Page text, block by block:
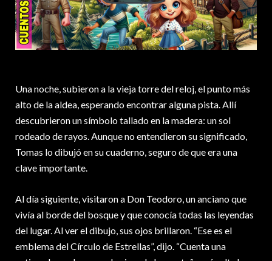
Una noche, subieron a la vieja torre del reloj, el punto más
alto de la aldea, esperando encontrar alguna pista. Allí
descubrieron un símbolo tallado en la madera: un sol
rodeado de rayos. Aunque no entendieron su significado,
Tomas lo dibujó en su cuaderno, seguro de que era una
clave importante.
Al día siguiente, visitaron a Don Teodoro, un anciano que
vivía al borde del bosque y que conocía todas las leyendas
del lugar. Al ver el dibujo, sus ojos brillaron. “Ese es el
emblema del Círculo de Estrellas”, dijo. “Cuenta una